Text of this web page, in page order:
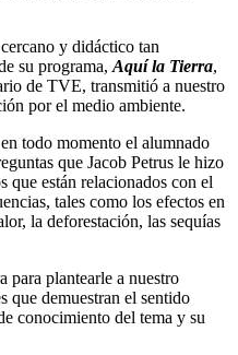
y didáctico tan
su programa, Aquí la Tierra,
de TVE, transmitió a nuestro
por el medio ambiente.
todo momento el alumnado
que Jacob Petrus le hizo
que están relacionados con el
tales como los efectos en
la deforestación, las sequías
para plantearle a nuestro
que demuestran el sentido
conocimiento del tema y su